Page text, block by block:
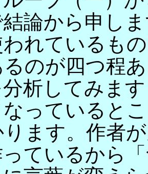
論から申し
れているも
のが四つ程
分析してみま
なっていると
ます。作者
ているから